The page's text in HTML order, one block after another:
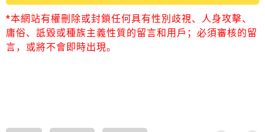
*本網站有權刪除或封鎖任何具有性別歧視、人身攻擊、
庸俗、詆毀或種族主義性質的留言和用戶；必須審核的留
言，或將不會即時出現。